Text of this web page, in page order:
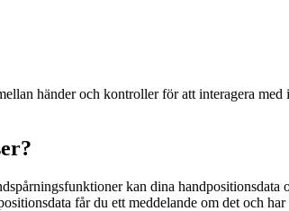
händer och kontroller för att interagera
kan dina
får du ett meddelande om det och